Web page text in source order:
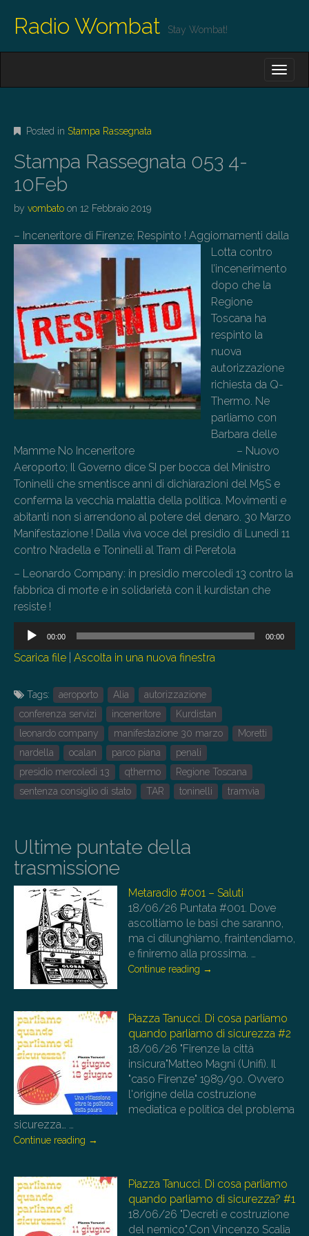
Radio Wombat Stay Wombat!
M
E
N
U
C
N
E
N
T
Posted in Stampa Rassegnata
Stampa Rassegnata 053 4-
10Feb
by vombato on 12 Febbraio 2019
– Inceneritore di Firenze; Respinto ! Aggiornamenti dalla
Lotta contro
l’incenerimento
dopo che la
Regione
Toscana ha
respinto la
nuova
autorizzazione
richiesta da Q-
Thermo. Ne
parliamo con
Barbara delle
Mamme No Inceneritore – Nuovo
Aeroporto; Il Governo dice SI per bocca del Ministro
Toninelli che smentisce anni di dichiarazioni del M5S e
conferma la vecchia malattia della politica. Movimenti e
abitanti non si arrendono al potere del denaro. 30 Marzo
Manifestazione ! Dalla viva voce del presidio di Lunedi 11
contro Nradella e Toninelli al Tram di Peretola
– Leonardo Company: in presidio mercoledi 13 contro la
fabbrica di morte e in solidarietà con il kurdistan che
resiste !
Audio
00:00 00:00
Scarica file Ascolta in una nuova finestra
Tags: aeroporto Alia
autorizzazione
conferenza servizi
inceneritore
Kurdistan
leonardo company
manifestazione 30 marzo
Moretti
nardella
ocalan parco piana
penali
presidio mercoledi 13
qthermo
Regione Toscana
sentenza consiglio di stato
TAR toninelli tramvia
Ultime puntate della
trasmissione
Metaradio #001 – Saluti
18/06/26 Puntata #001. Dove
ascoltiamo le basi che saranno,
ma ci dilunghiamo, fraintendiamo,
e finiremo alla prossima. …
Continue reading →
Piazza Tanucci. Di cosa parliamo
quando parliamo di sicurezza #2
18/06/26 "Firenze la città
insicura"Matteo Magni (Unifi). Il
"caso Firenze" 1989/90. Ovvero
l'origine della costruzione
mediatica e politica del problema
sicurezza… …
Continue reading →
Piazza Tanucci. Di cosa parliamo
quando parliamo di sicurezza? #1
18/06/26 "Decreti e costruzione
del nemico".Con Vincenzo Scalia